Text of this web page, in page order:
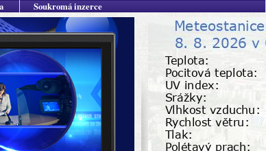
Soukromá inzerce